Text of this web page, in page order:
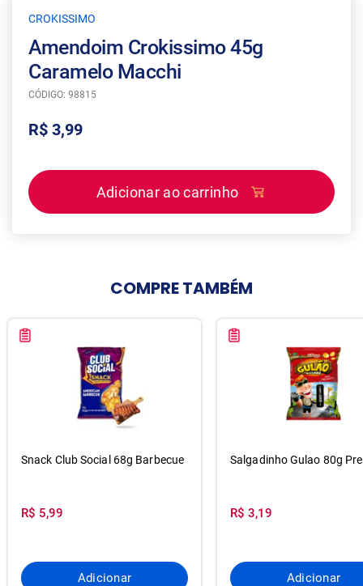
CROKISSIMO
Amendoim Crokissimo 45g
Caramelo Macchi
CÓDIGO: 98815
R$ 3,99
Adicionar ao carrinho
COMPRETAMBÉM
Snack Club Social 68g Barbecue
R$ 5,99
Adicionar
Salgadinho Gulao 80g
R$ 3,19
Adicionar